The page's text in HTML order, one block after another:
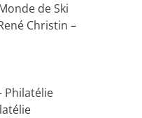
de Ski
Christin –
Philatélie